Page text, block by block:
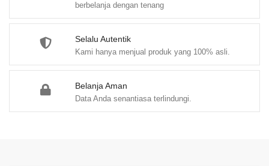
berbelanja dengan tenang
Selalu Autentik
Kami hanya menjual produk yang 100% asli.
Belanja Aman
Data Anda senantiasa terlindungi.